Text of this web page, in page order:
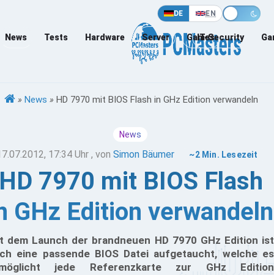
DE EN
News Tests Hardware Server Games
IT-Security
» News » HD 7970 mit BIOS Flash in GHz Edition verwandeln
News
17:34 Uhr , vonSimon Bäumer ~2 Min. Lesezeit
7970 mit BIOS Flash
GHz Edition verwandeln
dem Launch der brandneuen HD 7970 GHz Edition ist
eine passende BIOS Datei aufgetaucht, welche es
jede Referenzkarte zur GHz Edition